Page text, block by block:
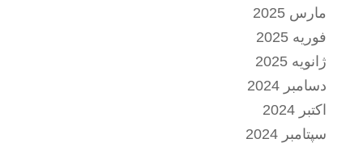
مارس 2025
فوریه 2025
ژانویه 2025
دسامبر 2024
اکتبر 2024
سپتامبر 2024